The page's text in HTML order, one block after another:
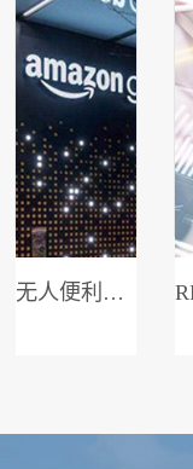
无人便利店系统